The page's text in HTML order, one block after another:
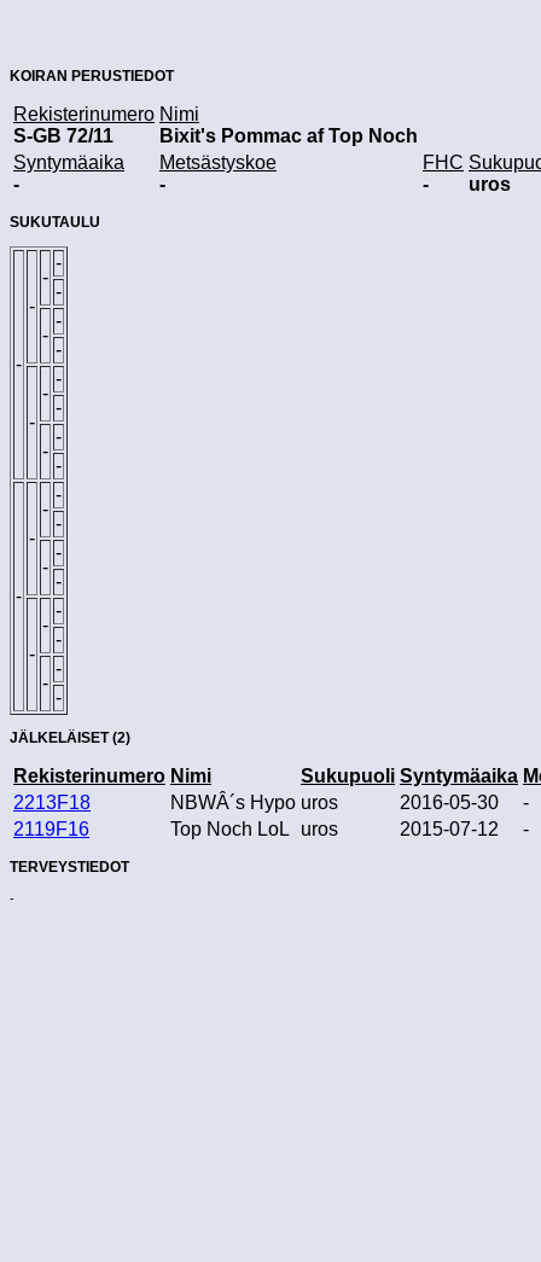
KOIRAN PERUSTIEDOT
Rekisterinumero
S-GB 72/11
Nimi
Bixit's Pommac af Top Noch
Syntymäaika
-
Metsästyskoe
-
FHC
-
uros
SUKUTAULU
-
-
-
-
-
-
-
-
-
-
-
-
-
-
-
-
-
-
-
-
-
-
-
-
-
-
-
-
-
-
JÄLKELÄISET (2)
Rekisterinumero Nimi Sukupuoli Syntymäaika
2213F18
NBWÂ´s Hypo uros 2016-05-30
-
2119F16
Top Noch LoL uros 2015-07-12 -
TERVEYSTIEDOT
-